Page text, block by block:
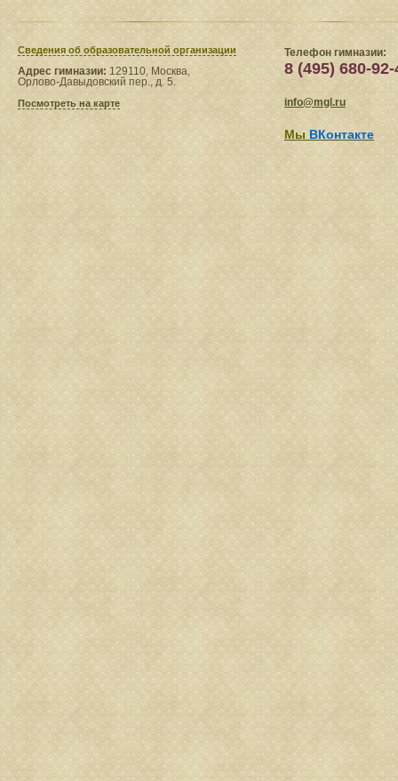
Сведения​ об образовательной организации
Адрес гимназии: 129110, Москва,
Орлово-Давыдовский пер., д. 5.
Посмотреть на карте
Телефон гимназии:
8 (495) 680-92-
info@mgl.ru
Мы ВКонтакте